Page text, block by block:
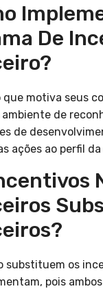
De
motiva seus
ambiente de
de
ações ao perfil
substituem os
pois